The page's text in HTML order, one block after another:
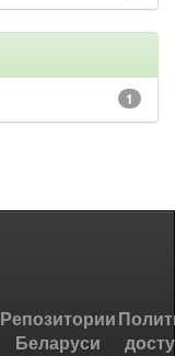
1
Репозитории
Беларуси